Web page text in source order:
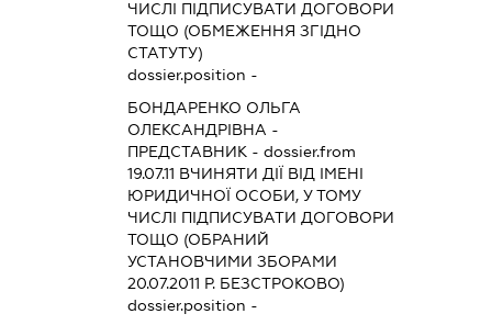
ЧИСЛІ ПІДПИСУВАТИ ДОГОВОРИ
ТОЩО (ОБМЕЖЕННЯ ЗГІДНО
СТАТУТУ)
dossier.position -
БОНДАРЕНКО ОЛЬГА
ОЛЕКСАНДРІВНА -
ПРЕДСТАВНИК - dossier.from
19.07.11 ВЧИНЯТИ ДІЇ ВІД ІМЕНІ
ЮРИДИЧНОЇ ОСОБИ, У ТОМУ
ЧИСЛІ ПІДПИСУВАТИ ДОГОВОРИ
ТОЩО (ОБРАНИЙ
УСТАНОВЧИМИ ЗБОРАМИ
20.07.2011 Р. БЕЗСТРОКОВО)
dossier.position -